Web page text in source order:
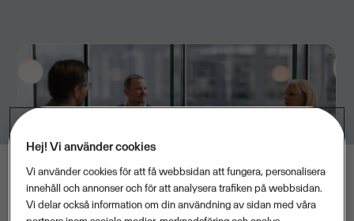
Hej! Vi använder cookies
Vi använder cookies för att få webbsidan att fungera, personalisera
innehåll och annonser och för att analysera trafiken på webbsidan.
Vi delar också information om din användning av sidan med våra